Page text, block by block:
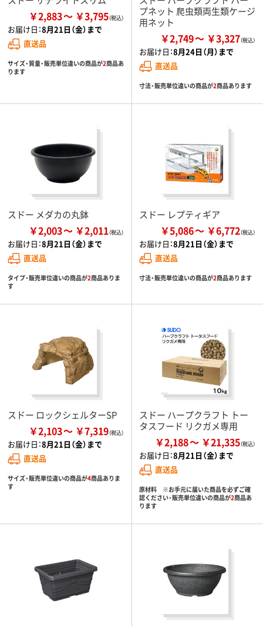
￥2,883 ￥3,795
お届け日：8月21日（金）まで
直送品
サイズ・質量・販売単位違いの商品が2商品あ
ります
プネット 爬虫類両生類ケージ
用ネット
￥2,749 ￥3,327
お届け日：8月24日（月）まで
直送品
寸法・販売単位違いの商品が2商品あります
スドー メダカの丸鉢
￥2,003 ￥2,011
お届け日：8月21日（金）まで
直送品
タイプ・販売単位違いの商品が2商品ありま
す
スドー レプティギア
￥5,086 ￥6,772
お届け日：8月21日（金）まで
直送品
寸法・販売単位違いの商品が2商品あります
スドー ロックシェルターSP
￥2,103 ￥7,319
お届け日：8月21日（金）まで
直送品
サイズ・販売単位違いの商品が4商品ありま
す
スドー ハープクラフト トー
タスフード リクガメ専用
￥2,188 ￥21,335
お届け日：8月21日（金）まで
直送品
原材料 ※お手元に届いた商品を必ずご確
認ください・販売単位違いの商品が2商品あ
ります